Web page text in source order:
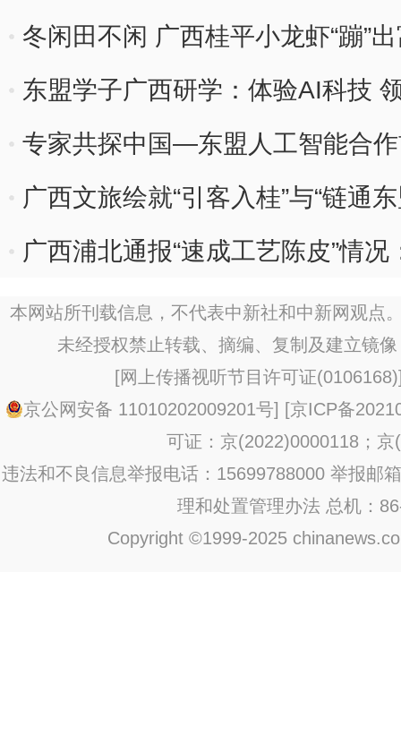
冬闲田不闲 广西桂平小龙虾“蹦”
东盟学子广西研学：体验AI科技
专家共探中国—东盟人工智能合
广西文旅绘就“引客入桂”与“链通
广西浦北通报“速成工艺陈皮”情
处理
本网站所刊载信息，不代表中新社和中新网观点
未经授权禁止转载、摘编、复制及建立镜
[网上传播视听节目许可证(0106168)
京公网安备 11010202009201号] [京ICP备
可证：京(2022)0000118；京
违法和不良信息举报电话：15699788000 举报邮
理和处置管理办法 总机：
Copyright ©1999-2025